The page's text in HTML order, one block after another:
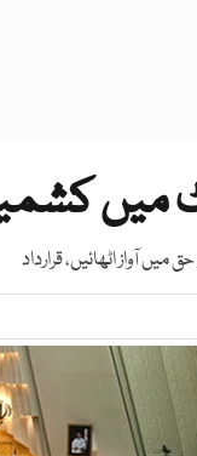
میں
آواز اٹھائیں، قرارداد